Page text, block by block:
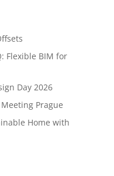
Flexible BIM for
Day 2026
Prague
Home with